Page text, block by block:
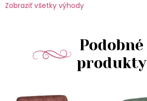
Zobraziť všetky výhody
Podobné
produkty